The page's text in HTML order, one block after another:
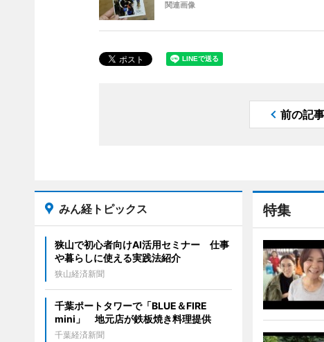
関連画像
前の記事
特集
みん経トピックス
狭山で初心者向けAI活用セミナー 仕事
や暮らしに使える実践法紹介
狭山経済新聞
千葉ポートタワーで「BLUE＆FIRE
mini」 地元店が鉄板焼き料理提供
千葉経済新聞